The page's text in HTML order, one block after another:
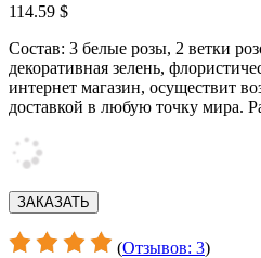
114.59 $
Состав: 3 белые розы, 2 ветки
декоративная зелень,
интернет магазин, осуществит
доставкой в любую точку мира.
(Отзывов: 3)